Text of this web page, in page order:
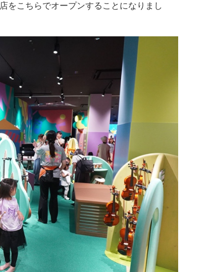
をこちらでオープンすることになりまし